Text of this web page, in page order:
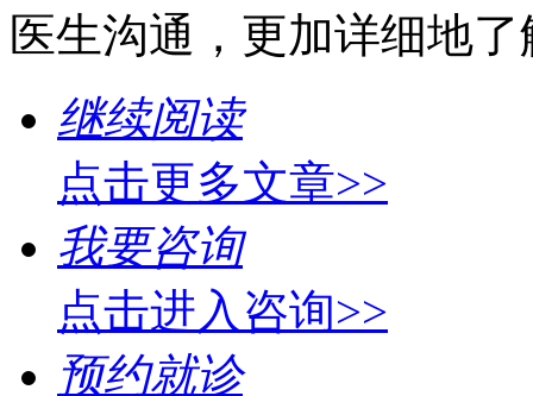
医生沟通，更加详细地
继续阅读
点击更多文章>>
我要咨询
点击进入咨询>>
预约就诊